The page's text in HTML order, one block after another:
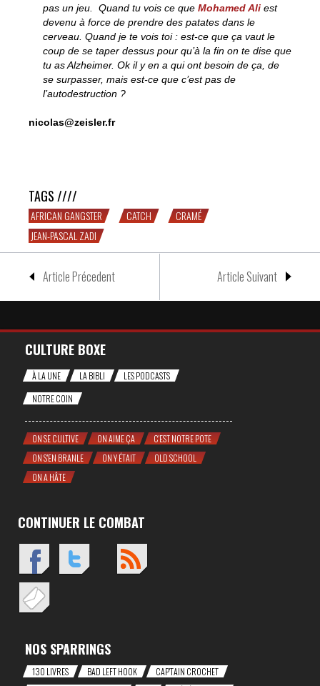
pas un jeu. Quand tu vois ce que Mohamed Ali est
devenu à force de prendre des patates dans le
cerveau. Quand je te vois toi : est-ce que ça vaut le
coup de se taper dessus pour qu’à la fin on te dise que
tu as Alzheimer. Ok il y en a qui ont besoin de ça, de
se surpasser, mais est-ce que c’est pas de
l’autodestruction ?
nicolas@zeisler.fr
TAGS ////
AFRICAN GANGSTER CATCH
CRAMÉ
JEAN-PASCAL ZADI
Article Précedent Article Suivant
CULTURE BOXE
À LA UNE LA BIBLI
LES PODCASTS
NOTRE COIN
ON SE CULTIVE ON AIME ÇA
C'EST NOTRE POTE
ON S'EN BRANLE
ON Y ÉTAIT
OLD SCHOOL
ON A HÂTE
CONTINUER LE COMBAT
NOS SPARRINGS
130 LIVRES BAD LEFT HOOK
CAP'TAIN CROCHET